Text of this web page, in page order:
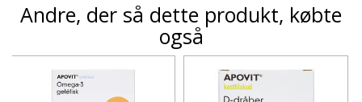
Andre, der så dette produkt, købte
også